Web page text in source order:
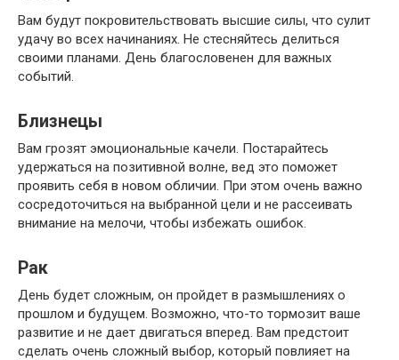
Вам будут покровительствовать высшие силы, что сулит
удачу во всех начинаниях. Не стесняйтесь делиться
своими планами. День благословенен для важных
событий.
Близнецы
Вам грозят эмоциональные качели. Постарайтесь
удержаться на позитивной волне, вед это поможет
проявить себя в новом обличии. При этом очень важно
сосредоточиться на выбранной цели и не рассеивать
внимание на мелочи, чтобы избежать ошибок.
Рак
День будет сложным, он пройдет в размышлениях о
прошлом и будущем. Возможно, что-то тормозит ваше
развитие и не дает двигаться вперед. Вам предстоит
сделать очень сложный выбор, который повлияет на